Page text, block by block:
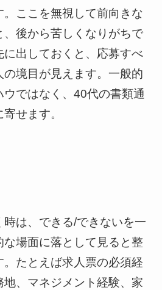
ここを無視して前向きな
後から苦しくなりがちで
出しておくと、応募すべ
の境目が見えます。一般的
ではなく、40代の書類通
せます。
時は、できる/できないを一
場面に落として見ると整
たとえば求人票の必須経
、マネジメント経験、家